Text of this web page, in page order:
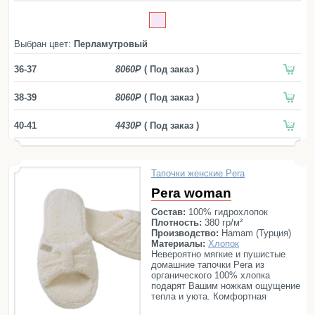
Белый Бирюзовый Голубой
Желтый
Зеленый
Розовый
ЦЕНЫ, РУБ.
Aire Ash Bradford Calamus
Chevron
Diamond
Galata Organic
Glam Suite
Marble Waffle
Pera
Qashmare
Santana
Stripe Suite Tosya Trace
Балетки
Подушки
Одеяла
Для детей
Детское постельное белье
Детские полотенца
Детские халаты
Бортики в кроватку
Пеленки
Детские пледы
Выбран цвет: Перламутровый
36-37 8060 ( Под заказ )
38-39 8060 ( Под заказ )
40-41 4430 ( Под заказ )
Тапочки женские Pera
Pera woman
Состав: 100% гидрохлопок
Плотность: 380 гр/м²
Производство: Hamam (Турция)
Материалы: Хлопок
Невероятно мягкие и пушистые
домашние тапочки Pera из
органического 100% хлопка
подарят Вашим ножкам ощущение
тепла и уюта. Комфортная